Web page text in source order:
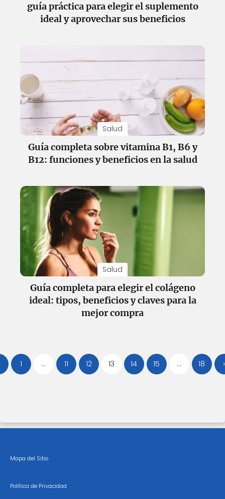
guía práctica para elegir el suplemento
ideal y aprovechar sus beneficios
Salud
Guía completa sobre vitamina B1, B6 y
B12: funciones y beneficios en la salud
Salud
Guía completa para elegir el colágeno
ideal: tipos, beneficios y claves para la
mejor compra
1 … 11 12 13 14 15 … 18
Mapa del Sitio
Política de Privacidad